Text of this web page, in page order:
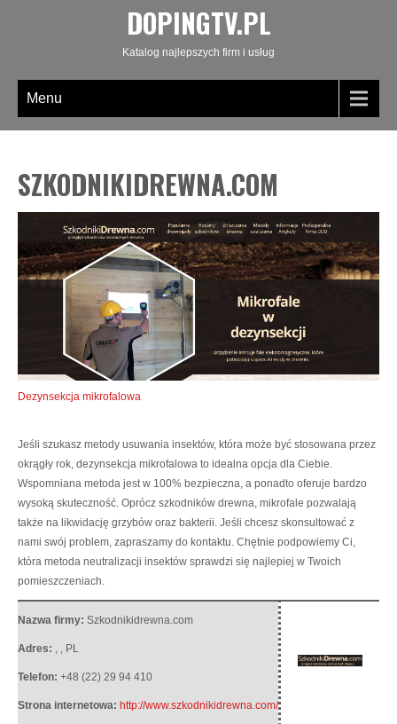
DOPINGTV.PL
Katalog najlepszych firm i usług
Menu
SZKODNIKIDREWNA.COM
Dezynsekcja mikrofalowa
Jeśli szukasz metody usuwania insektów, która może być stosowana przez
okrągły rok, dezynsekcja mikrofalowa to idealna opcja dla Ciebie.
Wspomniana metoda jest w 100% bezpieczna, a ponadto oferuje bardzo
wysoką skuteczność. Oprócz szkodników drewna, mikrofale pozwalają
także na likwidację grzybów oraz bakterii. Jeśli chcesz skonsultować z
nami swój problem, zapraszamy do kontaktu. Chętnie podpowiemy Ci,
która metoda neutralizacji insektów sprawdzi się najlepiej w Twoich
pomieszczeniach.
Nazwa firmy: Szkodnikidrewna.com
Adres: , , PL
Telefon: +48 (22) 29 94 410
Strona internetowa: http://www.szkodnikidrewna.com/